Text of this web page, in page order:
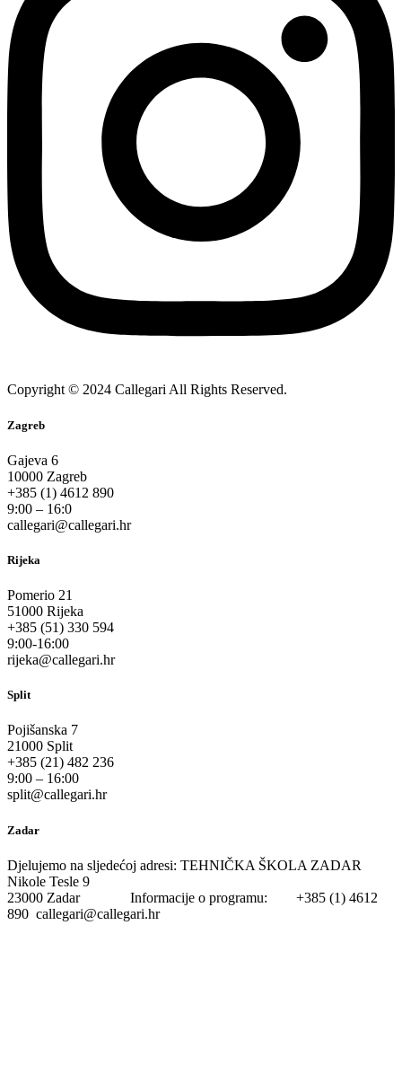
Copyright © 2024 Callegari All Rights Reserved.
Zagreb
Gajeva 6
10000 Zagreb
+385 (1) 4612 890
9:00 – 16:0
callegari@callegari.hr
Rijeka
Pomerio 21
51000 Rijeka
+385 (51) 330 594
9:00-16:00
rijeka@callegari.hr
Split
Pojišanska 7
21000 Split
+385 (21) 482 236
9:00 – 16:00
split@callegari.hr
Zadar
Djelujemo na sljedećoj adresi: TEHNIČKA ŠKOLA ZADAR
Nikole Tesle 9
23000 Zadar Informacije o programu: +385 (1) 4612
890 callegari@callegari.hr